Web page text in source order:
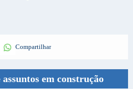
Compartilhar
em construção